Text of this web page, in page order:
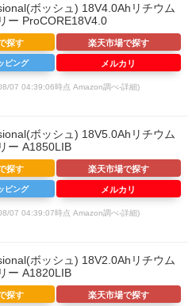
ボッシュ) 18V4.0Ahリチウム
ー ProCORE18V4.0
07 04:39:06時点 Amazon調べ-詳細)
探す 楽天市場で探す
ピング メルカリ
ボッシュ) 18V5.0Ahリチウム
ー A1850LIB
07 04:39:07時点 Amazon調べ-詳細)
探す 楽天市場で探す
ピング メルカリ
ボッシュ) 18V2.0Ahリチウム
ー A1820LIB
探す 楽天市場で探す